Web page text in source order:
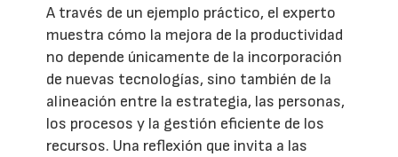
A través de un ejemplo práctico, el experto
muestra cómo la mejora de la productividad
no depende únicamente de la incorporación
de nuevas tecnologías, sino también de la
alineación entre la estrategia, las personas,
los procesos y la gestión eficiente de los
recursos. Una reflexión que invita a las